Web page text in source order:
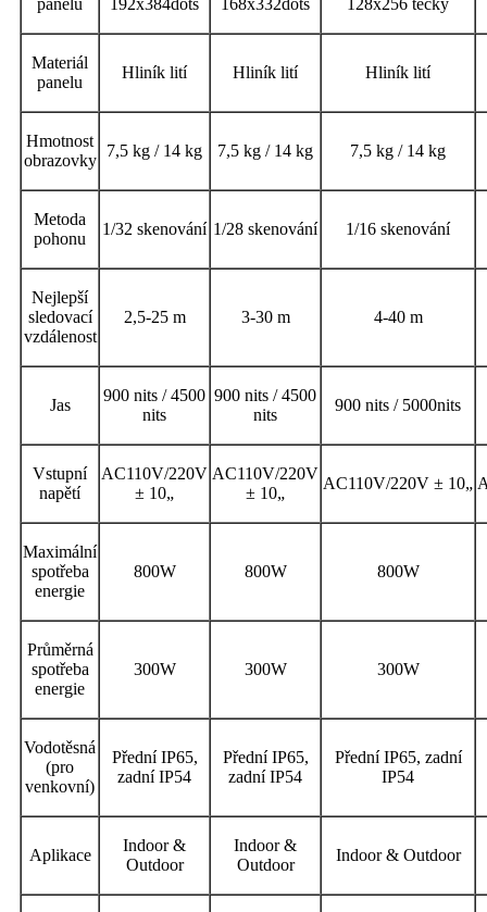
panelu 192x384dots 168x332dots 128x256 tečky
Materiál
panelu
Hliník lití Hliník lití Hliník lití
Hmotnost
obrazovky
7,5 kg / 14 kg 7,5 kg / 14 kg 7,5 kg / 14 kg
Metoda
pohonu
1/32 skenování 1/28 skenování 1/16 skenování
Nejlepší
sledovací
vzdálenost
2,5-25 m 3-30 m 4-40 m
Jas
900 nits / 4500
nits
900 nits / 4500
nits
900 nits / 5000nits
Vstupní
napětí
AC110V/220V
± 10„
AC110V/220V
± 10„
AC110V/220V ± 10„
Maximální
spotřeba
energie
800W 800W 800W
Průměrná
spotřeba
energie
300W 300W 300W
Vodotěsná
(pro
venkovní)
Přední IP65,
zadní IP54
Přední IP65,
zadní IP54
Přední IP65, zadní
IP54
Aplikace
Indoor &
Outdoor
Indoor &
Outdoor
Indoor & Outdoor